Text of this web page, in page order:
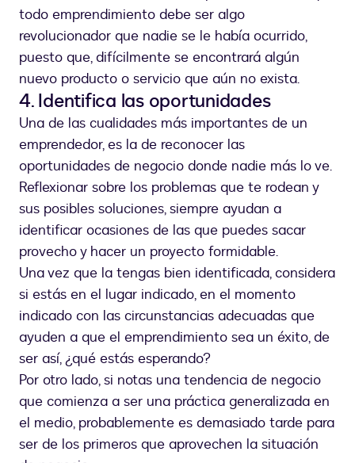
todo emprendimiento debe ser algo
revolucionador que nadie se le había ocurrido,
puesto que, difícilmente se encontrará algún
nuevo producto o servicio que aún no exista.
4. Identifica las oportunidades
Una de las cualidades más importantes de un
emprendedor, es la de reconocer las
oportunidades de negocio donde nadie más lo ve.
Reflexionar sobre los problemas que te rodean y
sus posibles soluciones, siempre ayudan a
identificar ocasiones de las que puedes sacar
provecho y hacer un proyecto formidable.
Una vez que la tengas bien identificada, considera
si estás en el lugar indicado, en el momento
indicado con las circunstancias adecuadas que
ayuden a que el emprendimiento sea un éxito, de
ser así, ¿qué estás esperando?
Por otro lado, si notas una tendencia de negocio
que comienza a ser una práctica generalizada en
el medio, probablemente es demasiado tarde para
ser de los primeros que aprovechen la situación